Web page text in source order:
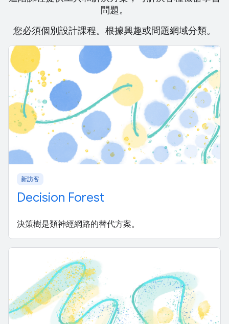
問題。
您必須個別設計課程。根據興趣或問題網域分類。
新訪客
Decision Forest
決策樹是類神經網路的替代方案。